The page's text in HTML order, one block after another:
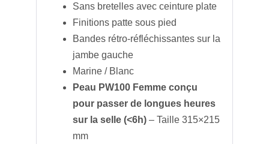
Sans bretelles avec ceinture plate
Finitions patte sous pied
Bandes rétro-réfléchissantes sur la
jambe gauche
Marine / Blanc
Peau PW100 Femme conçu
pour passer de longues heures
sur la selle (<6h) – Taille 315×215
mm